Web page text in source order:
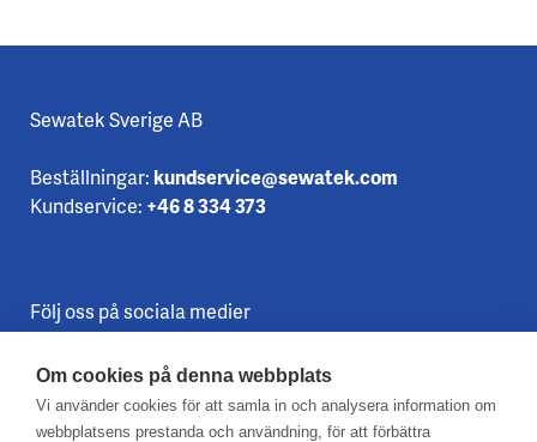
Om cookies på denna webbplats
Vi använder cookies för att samla in och analysera information om
webbplatsens prestanda och användning, för att förbättra
Sewatek Sverige AB
Beställningar: kundservice@sewatek.com
Kundservice: +46 8 334 373
Följ oss på sociala medier